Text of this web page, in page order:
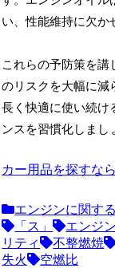
い、性能維持に欠か
これらの予防策を講
のリスクを大幅に減
長く快適に使い続け
ンスを習慣化しまし
カー用品を探すな
エンジンに関す
「ス」
エンジ
リティ
不整燃焼
失火
空燃比